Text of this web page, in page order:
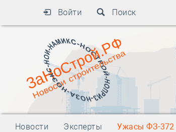
Войти Поиск
Новости Эксперты Ужасы ФЗ-372